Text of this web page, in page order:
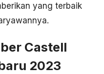
yang terbaik
Castell
2023